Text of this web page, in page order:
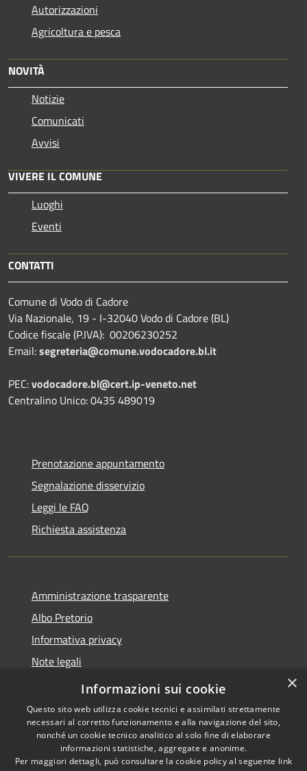
Autorizzazioni
Agricoltura e pesca
NOVITÀ
Notizie
Comunicati
Avvisi
VIVERE IL COMUNE
Luoghi
Eventi
CONTATTI
Comune di Vodo di Cadore
Via Nazionale, 19 - I-32040 Vodo di Cadore (BL)
Codice fiscale (P.IVA): 00206230252
Email:segreteria@comune.vodocadore.bl.it
PEC:vodocadore.bl@cert.ip-veneto.net
Centralino Unico: 0435 489019
Prenotazione appuntamento
Segnalazione disservizio
Leggi le FAQ
Richiesta assistenza
Amministrazione trasparente
Albo Pretorio
Informativa privacy
Note legali
Dichiarazione di accessibilità
Copyright © 2026 • Comune di
×
Informazioni sui cookie
Questo sito web utilizza cookie tecnici e assimilati strettamente
necessari al corretto funzionamento e alla navigazione del sito,
nonché un cookie tecnico analitico al solo fine di elaborare
informazioni statistiche, aggregate e anonime.
Per maggiori dettagli, può consultare la cookie policy al seguente link